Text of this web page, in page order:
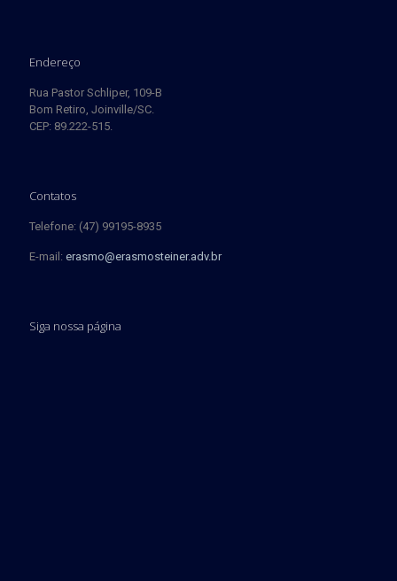
Endereço
Rua Pastor Schliper, 109-B
Bom Retiro, Joinville/SC.
CEP: 89.222-515.
Contatos
Telefone: (47) 99195-8935
E-mail: erasmo@erasmosteiner.adv.br
Siga nossa página